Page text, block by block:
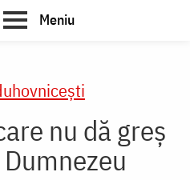
Meniu
nu dă greș